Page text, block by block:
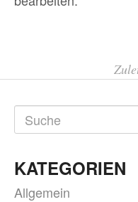
KATEGORIEN
Allgemein